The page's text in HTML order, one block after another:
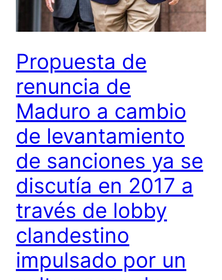
Propuesta de
renuncia de
Maduro a cambio
de levantamiento
de sanciones ya se
discutía en 2017 a
través de lobby
clandestino
impulsado por un